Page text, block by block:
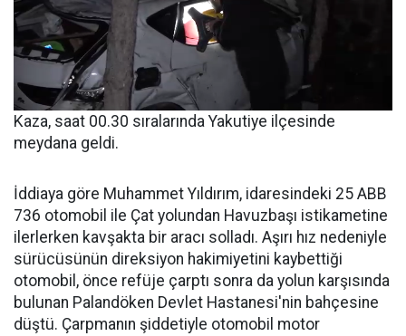
Kaza, saat 00.30 sıralarında Yakutiye ilçesinde
meydana geldi.
İddiaya göre Muhammet Yıldırım, idaresindeki 25 ABB
736 otomobil ile Çat yolundan Havuzbaşı istikametine
ilerlerken kavşakta bir aracı solladı. Aşırı hız nedeniyle
sürücüsünün direksiyon hakimiyetini kaybettiği
otomobil, önce refüje çarptı sonra da yolun karşısında
bulunan Palandöken Devlet Hastanesi'nin bahçesine
düştü. Çarpmanın şiddetiyle otomobil motor